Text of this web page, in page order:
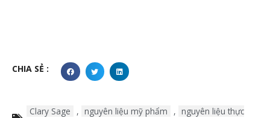
CHIA SẺ :
Clary Sage , nguyên liệu mỹ phẩm , nguyên liệu thực